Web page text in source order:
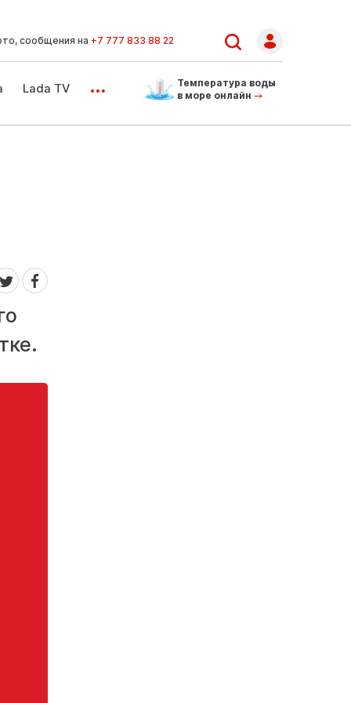
сообщения на +7 777 833 88 22
Lada TV ...
Температура воды
в море онлайн